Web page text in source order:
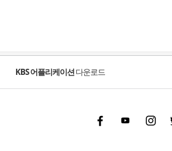
KBS 어플리케이션다운로드
FacebookYoutubeInstgram